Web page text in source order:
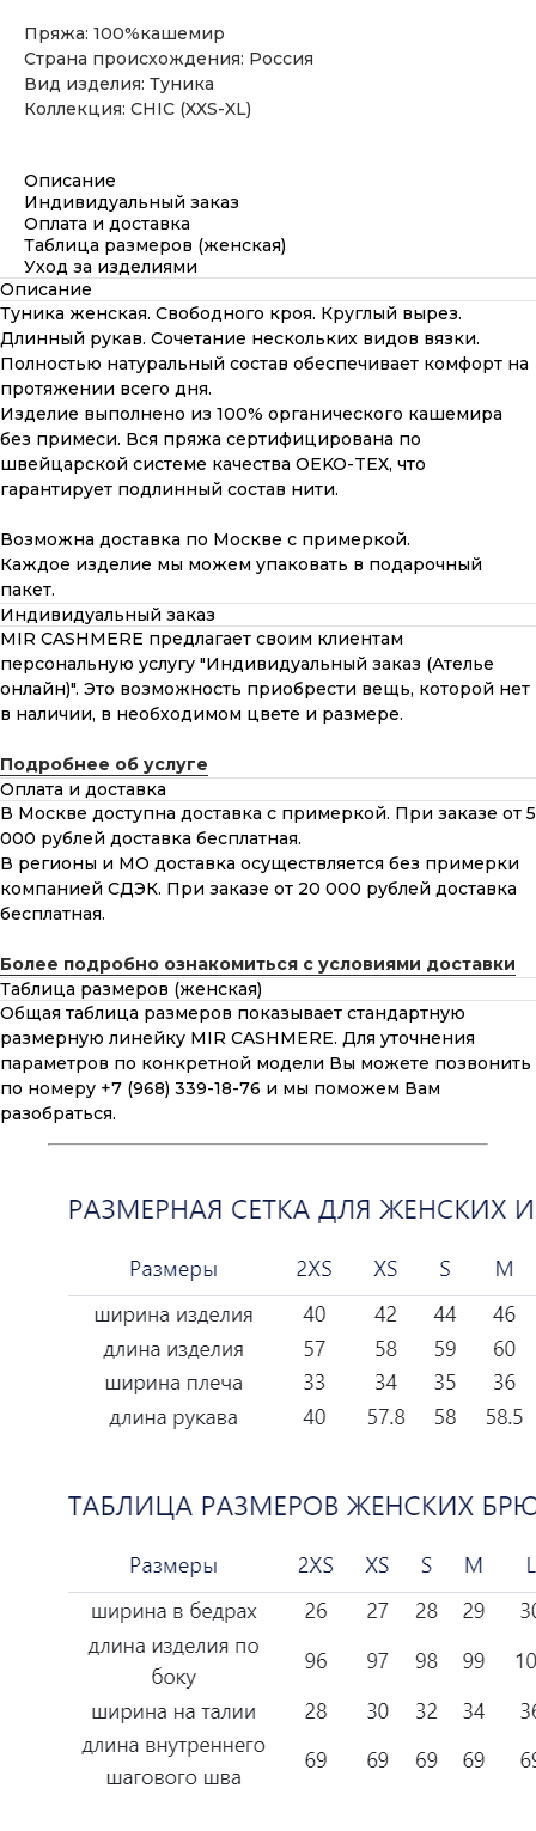
Пряжа: 100%кашемир
Страна происхождения: Россия
Вид изделия: Туника
Коллекция: CHIC (XXS-XL)
Описание
Индивидуальный заказ
Оплата и доставка
Таблица размеров (женская)
Уход за изделиями
Описание
Туника женская. Свободного кроя. Круглый вырез.
Длинный рукав. Сочетание нескольких видов вязки.
Полностью натуральный состав обеспечивает комфорт на
протяжении всего дня.
Изделие выполнено из 100% органического кашемира
без примеси. Вся пряжа сертифицирована по
швейцарской системе качества OEKO-TEX, что
гарантирует подлинный состав нити.
Возможна доставка по Москве с примеркой.
Каждое изделие мы можем упаковать в подарочный
пакет.
Индивидуальный заказ
MIR CASHMERE предлагает своим клиентам
персональную услугу "Индивидуальный заказ (Ателье
онлайн)". Это возможность приобрести вещь, которой нет
в наличии, в необходимом цвете и размере.
Подробнее об услуге
Оплата и доставка
В Москве доступна доставка с примеркой. При заказе от 5
000 рублей доставка бесплатная.
В регионы и МО доставка осуществляется без примерки
компанией СДЭК. При заказе от 20 000 рублей доставка
бесплатная.
Более подробно ознакомиться с условиями доставки
Таблица размеров (женская)
Общая таблица размеров показывает стандартную
размерную линейку MIR CASHMERE. Для уточнения
параметров по конкретной модели Вы можете позвонить
по номеру +7 (968) 339-18-76 и мы поможем Вам
разобраться.